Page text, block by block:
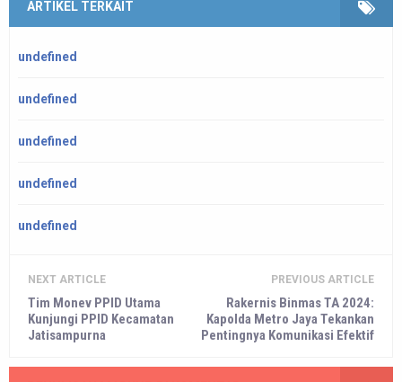
ARTIKEL TERKAIT
undefined
undefined
undefined
undefined
undefined
NEXT ARTICLE
Tim Monev PPID Utama
Kunjungi PPID Kecamatan
Jatisampurna
PREVIOUS ARTICLE
Rakernis Binmas TA 2024:
Kapolda Metro Jaya Tekankan
Pentingnya Komunikasi Efektif